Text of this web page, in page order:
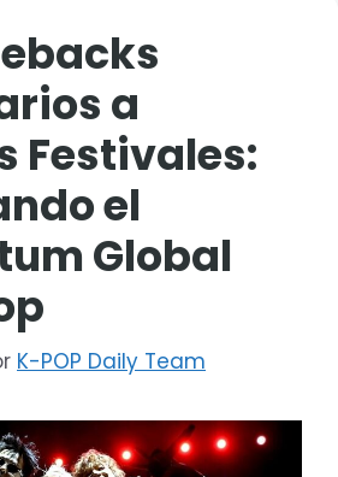
a
Festivales:
el
Global
K-POP Daily Team